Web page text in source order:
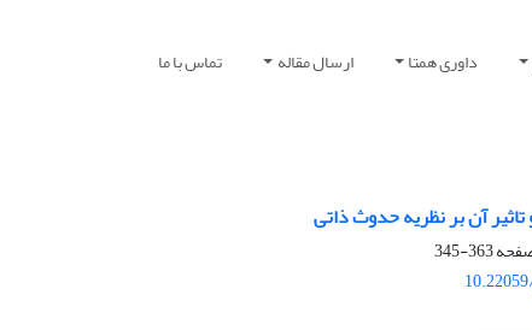
داوری همتا ارسال مقاله تماس با ما
آن بر نظریه حدوث ذاتی
363-345